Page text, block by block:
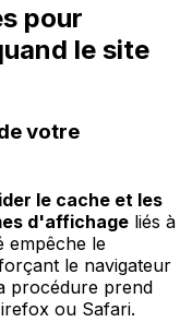
pour
le site
votre
le cache et les
d'affichage liés à
empêche le
le navigateur
procédure prend
ou Safari.